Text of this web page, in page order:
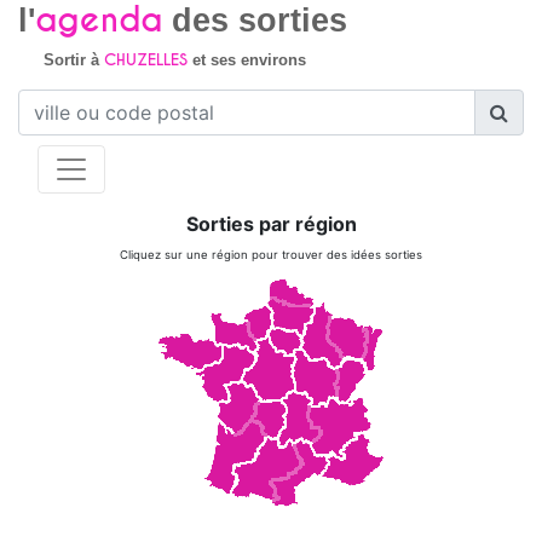
l'agenda des sorties
Sortir à CHUZELLESet ses environs
Sorties par région
Cliquez sur une région pour trouver des idées sorties